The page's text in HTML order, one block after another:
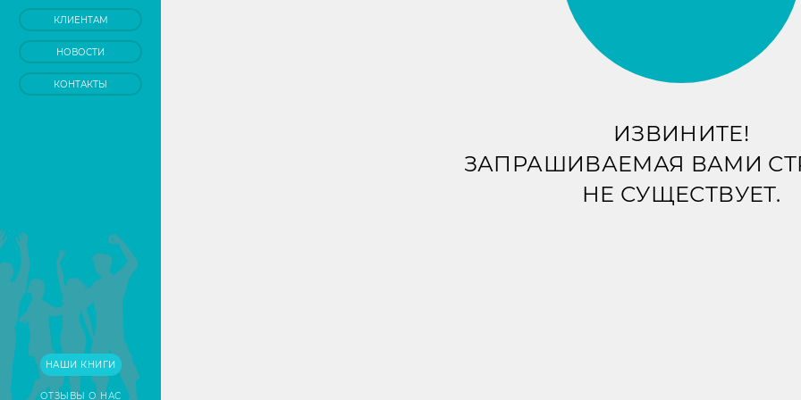
КЛИЕНТАМ
НОВОСТИ
КОНТАКТЫ
НАШИ КНИГИ
ОТЗЫВЫ О НАС
ИЗВИНИТЕ!
ЗАПРАШИВАЕМАЯ ВАМИ
НЕ СУЩЕСТВУЕТ.